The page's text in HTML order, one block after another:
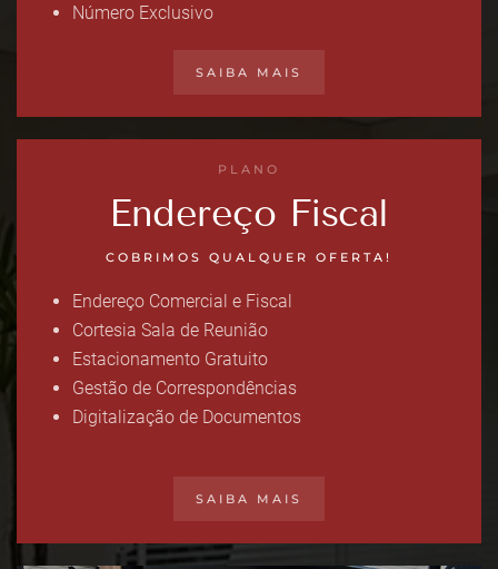
Número Exclusivo
SAIBA MAIS
PLANO
Endereço Fiscal
COBRIMOS QUALQUER OFERTA!
Endereço Comercial e Fiscal
Cortesia Sala de Reunião
Estacionamento Gratuito
Gestão de Correspondências
Digitalização de Documentos
SAIBA MAIS